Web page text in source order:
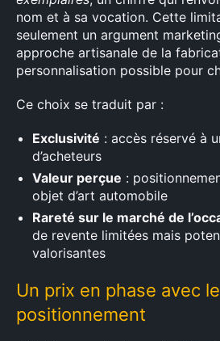
nom et à sa vocation. Cette
seulement un argument
approche artisanale de la
personnalisation possible pour
Ce choix se traduit par :
Exclusivité : accès réservé à
d’acheteurs
Valeur perçue :
objet d’art automobile
Rareté sur le marché de
de revente limitées mais
valorisantes
Un prix en phase avec le
positionnement